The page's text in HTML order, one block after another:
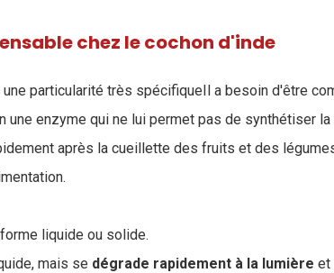
chez le cochon d'inde
particularité très spécifiqueIl a besoin d'être
une enzyme qui ne lui permet pas de synthétiser la
après la cueillette des fruits et des
liquide ou solide.
mais se dégrade rapidement à la lumière et